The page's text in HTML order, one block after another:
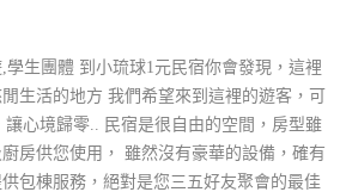
學生團體 到小琉球1元民宿你會發現，這裡
生活的地方 我們希望來到這裡的遊客，可
心境歸零.. 民宿是很自由的空間，房型雖
房供您使用， 雖然沒有豪華的設備，確有
包棟服務，絕對是您三五好友聚會的最佳